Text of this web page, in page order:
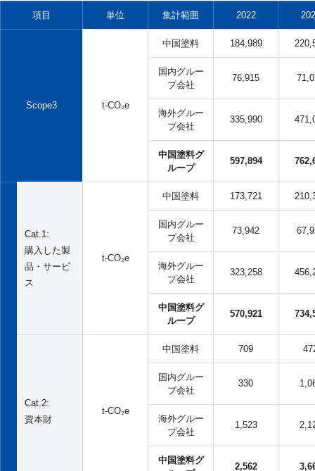
項目 単位 集計範囲 2022
Scope3 t-CO₂e
中国塗料 184,989
国内グルー
プ会社
76,915
海外グルー
プ会社
335,990
中国塗料グ
ループ
597,894
Cat.1:
購入した製
品・サービ
ス
t-CO₂e
中国塗料 173,721
国内グルー
プ会社
73,942
海外グルー
プ会社
323,258
中国塗料グ
ループ
570,921
Cat.2:
資本財
t-CO₂e
中国塗料 709
国内グルー
プ会社
330
海外グルー
プ会社
1,523
中国塗料グ
2,562